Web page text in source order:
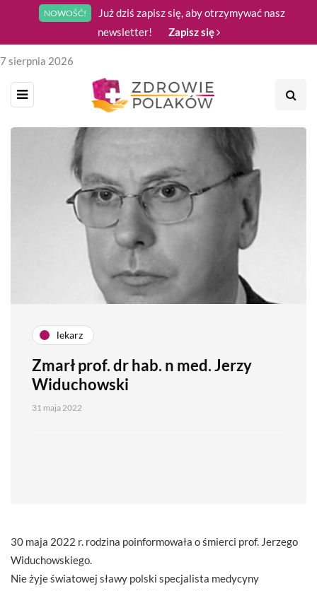
NOWOŚĆ!
Już dziś zapisz się, aby otrzymywać nasz
newsletter!
Zapisz się
7 sierpnia 2026
lekarz
Zmarł prof. dr hab. n med. Jerzy
Widuchowski
31 maja 2022
30 maja 2022 r. rodzina poinformowała o śmierci prof. Jerzego
Widuchowskiego.
Nie żyje światowej sławy polski specjalista medycyny